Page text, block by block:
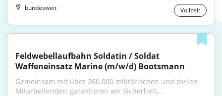
bundesweit Vollzeit
Feldwebellaufbahn Soldatin / Soldat
Waffeneinsatz Marine (m/w/d) Bootsmann
Gemeinsam mit über 260.000 militärischen und zivilen
Mitarbeitenden garantieren wir Sicherheit,...